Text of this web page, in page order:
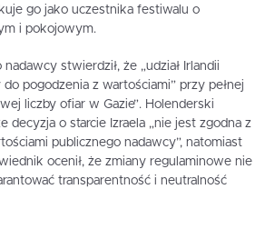
go jako uczestnika festiwalu o
i pokojowym.
stwierdził, że „udział Irlandii
pogodzenia z wartościami” przy pełnej
liczby ofiar w Gazie”. Holenderski
decyzja o starcie Izraela „nie jest zgodna z
publicznego nadawcy”, natomiast
ocenił, że zmiany regulaminowe nie
transparentność i neutralność